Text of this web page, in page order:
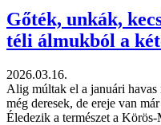
Gőték, unkák,
téli álmukból a
2026.03.16.
Alig múltak el a januári havas
még deresek, de ereje van
Éledezik a természet a Körös-